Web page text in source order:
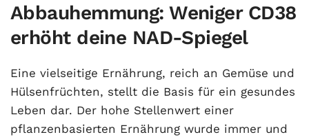
Abbauhemmung: Weniger CD38
erhöht deine NAD-Spiegel
Eine vielseitige Ernährung, reich an Gemüse und
Hülsenfrüchten, stellt die Basis für ein gesundes
Leben dar. Der hohe Stellenwert einer
pflanzenbasierten Ernährung wurde immer und